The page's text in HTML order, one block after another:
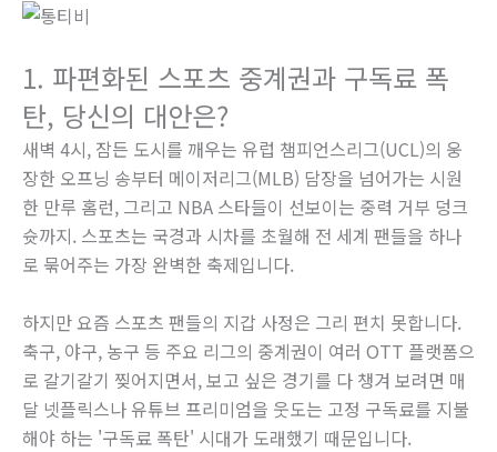
1. 파편화된 스포츠 중계권과 구독료 폭
탄, 당신의 대안은?
새벽 4시, 잠든 도시를 깨우는 유럽 챔피언스리그(UCL)의 웅
장한 오프닝 송부터 메이저리그(MLB) 담장을 넘어가는 시원
한 만루 홈런, 그리고 NBA 스타들이 선보이는 중력 거부 덩크
슛까지. 스포츠는 국경과 시차를 초월해 전 세계 팬들을 하나
로 묶어주는 가장 완벽한 축제입니다.
하지만 요즘 스포츠 팬들의 지갑 사정은 그리 편치 못합니다.
축구, 야구, 농구 등 주요 리그의 중계권이 여러 OTT 플랫폼으
로 갈기갈기 찢어지면서, 보고 싶은 경기를 다 챙겨 보려면 매
달 넷플릭스나 유튜브 프리미엄을 웃도는 고정 구독료를 지불
해야 하는 '구독료 폭탄' 시대가 도래했기 때문입니다.